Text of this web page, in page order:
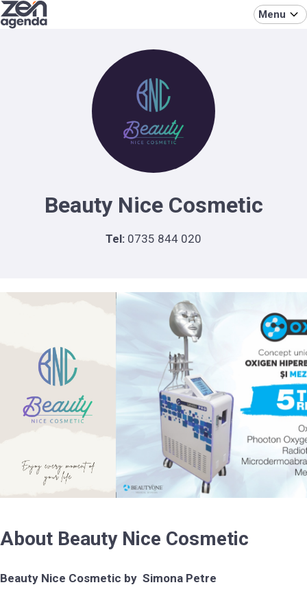
Menu
Beauty Nice Cosmetic
Tel: 0735 844 020
About Beauty Nice Cosmetic
Beauty Nice Cosmetic by Simona Petre